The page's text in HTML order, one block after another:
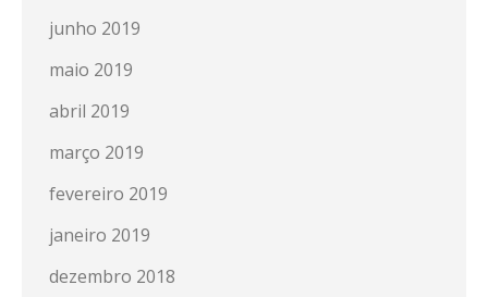
junho 2019
maio 2019
abril 2019
março 2019
fevereiro 2019
janeiro 2019
dezembro 2018